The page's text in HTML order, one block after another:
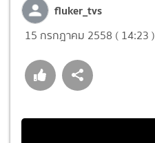
fluker_tvs
15 กรกฎาคม 2558 ( 14:23 )